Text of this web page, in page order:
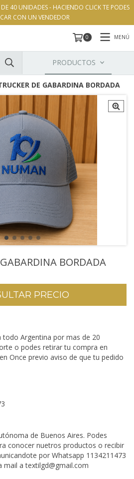
40 UNIDADES - HACIENDO CLICK TE PODES
CON UN VENDEDOR
0 MENÚ
PRODUCTOS
DE GABARDINA BORDADA
BORDADA
todo Argentina por mas de 20
o podes retirar tu compra en
Once previo aviso de que tu pedido
de Buenos Aires. Podes
conocer nuetros productos o recibir
por Whatsapp 1134211473
mail atextilgd@gmail.com